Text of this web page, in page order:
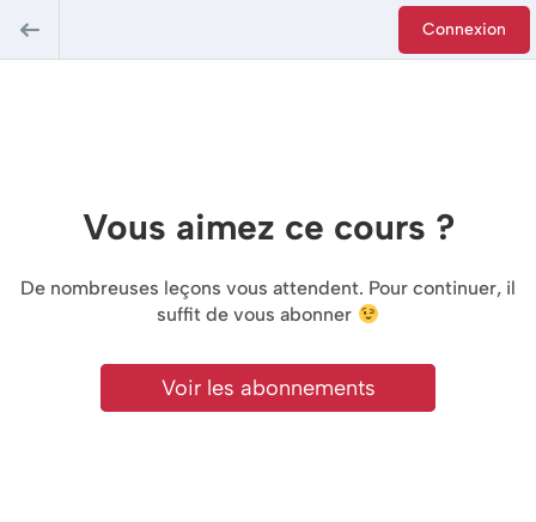
Connexion
Vous aimez ce cours ?
De nombreuses leçons vous attendent. Pour continuer, il
suffit de vous abonner
Voir les abonnements